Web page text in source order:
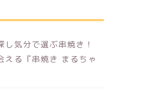
し気分で選ぶ串焼き！
える『串焼き まるちゃ